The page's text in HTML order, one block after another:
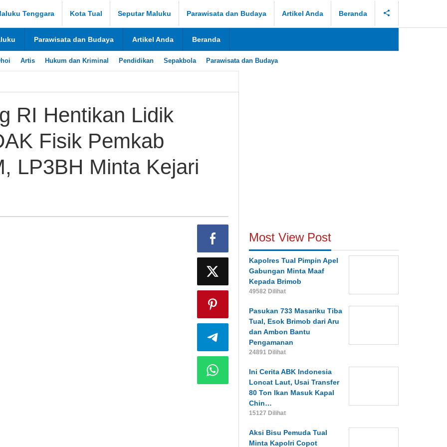
Tenggara Kota Tual Seputar Maluku Parawisata dan Budaya Artikel Anda Beranda
Parawisata dan Budaya Artikel Anda Beranda
Artis Hukum dan Kriminal Pendidikan Sepakbola Parawisata dan Budaya
RI Hentikan Lidik
Fisik Pemkab
LP3BH Minta Kejari
Most View Post
Kapolres Tual Pimpin Apel
Gabungan Minta Maaf
Kepada Brimob
49582 Dilihat
Pasukan 733 Masariku Tiba
Tual, Esok Brimob dari Aru
dan Ambon Bantu
Pengamanan
24891 Dilihat
Ini Cerita ABK Indonesia
Loncat Laut, Usai Transfer
80 Ton Ikan Masuk Kapal
Chin…
15127 Dilihat
Aksi Bisu Pemuda Tual
Minta Kapolri Copot